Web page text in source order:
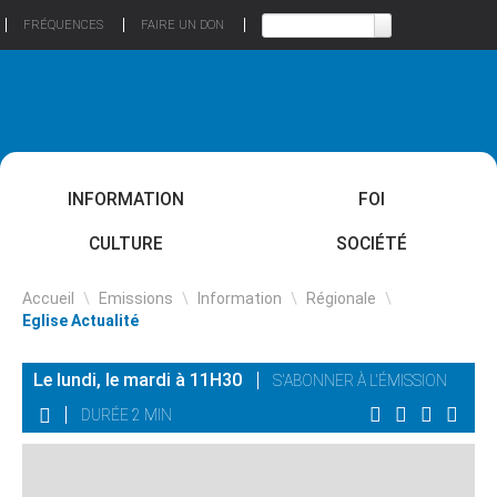
FRÉQUENCES FAIRE UN DON
INFORMATION FOI
CULTURE SOCIÉTÉ
Accueil \ Emissions \ Information \ Régionale \
Eglise Actualité
Le lundi, le mardi à 11H30
S'ABONNER À L'ÉMISSION
DURÉE 2 MIN